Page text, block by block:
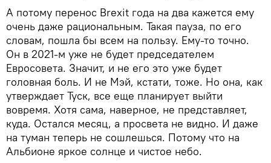
А потому перенос Brexit года на два кажется ему
очень даже рациональным. Такая пауза, по его
словам, пошла бы всем на пользу. Ему-то точно.
Он в 2021-м уже не будет председателем
Евросовета. Значит, и не его это уже будет
головная боль. И не Мэй, кстати, тоже. Но она, как
утверждает Туск, все еще планирует выйти
вовремя. Хотя сама, наверное, не представляет,
куда. Остался месяц, а просвета не видно. И даже
на туман теперь не сошлешься. Потому что на
Альбионе яркое солнце и чистое небо.